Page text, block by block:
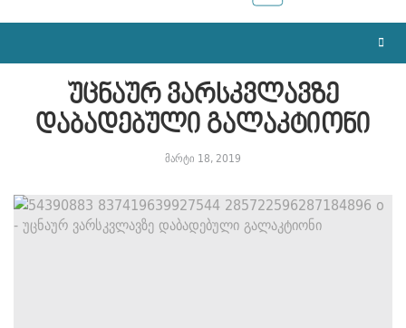
უცნაურ ვარსკვლავზე
დაბადებული გალაკტიონი
მარტი 18, 2019